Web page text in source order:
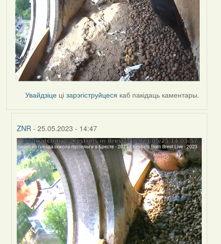
Увайдзіце цізарэгіструйцеся каб пакідаць каментары.
ZNR - 25.05.2023 - 14:47
In
reply
to
by
Harrier